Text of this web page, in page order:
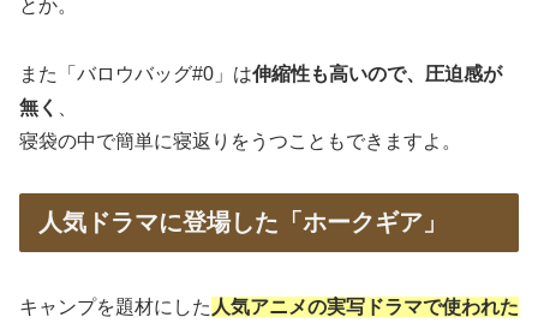
とか。
また「バロウバッグ#0」は伸縮性も高いので、圧迫感が
無く
寝袋の中で簡単に寝返りをうつこともできますよ。
人気ドラマに登場した「ホークギア」
キャンプを題材にした 人気アニメの実写ドラマで使われた